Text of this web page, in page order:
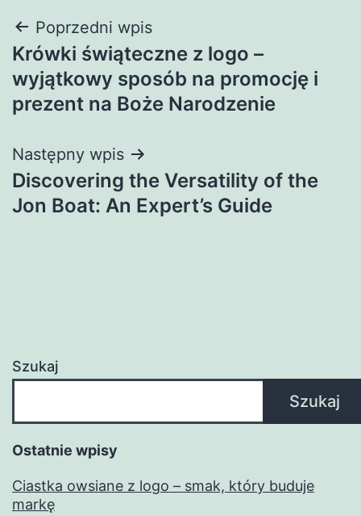
Nawigacja
wpisu
Poprzedni wpis
Krówki świąteczne z logo –
wyjątkowy sposób na promocję i
prezent na Boże Narodzenie
Następny wpis
Discovering the Versatility of the
Jon Boat: An Expert’s Guide
Szukaj
Szukaj
Ostatnie wpisy
Ciastka owsiane z logo – smak, który buduje
markę